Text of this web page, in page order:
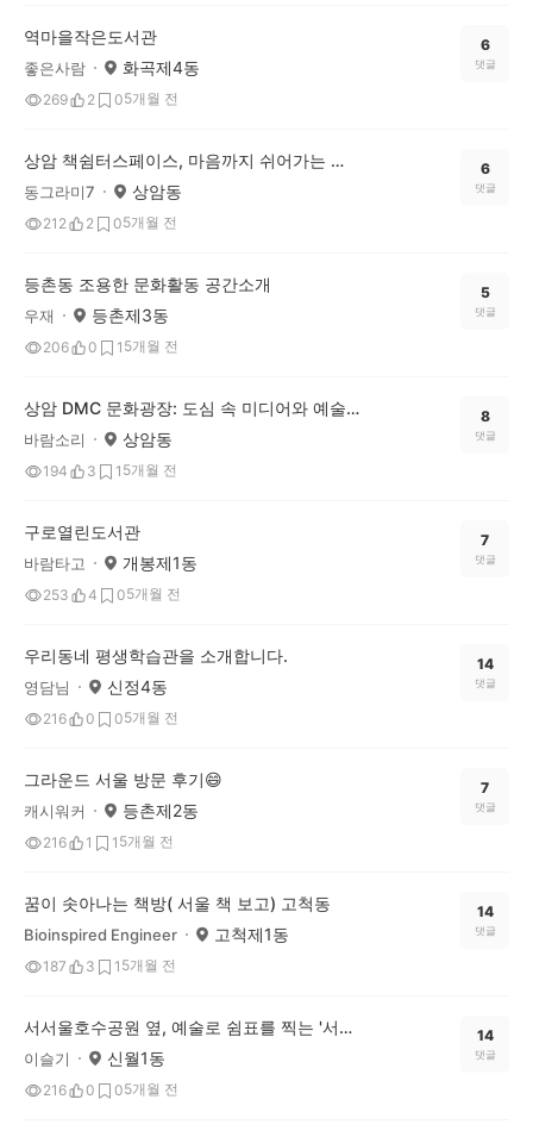
역마을작은도서관
좋은사람 화곡제4동
269 2 05개월 전
6
댓글
상암 책쉼터스페이스, 마음까지 쉬어가는 힐링 독서 공간
동그라미7 상암동
212 2 05개월 전
6
댓글
등촌동 조용한 문화활동 공간소개
우재 등촌제3동
206 0 1 5개월 전
5
댓글
상암 DMC 문화광장: 도심 속 미디어와 예술의 쉼터
바람소리 상암동
194 3 1 5개월 전
8
댓글
구로열린도서관
바람타고 개봉제1동
253 4 05개월 전
7
댓글
우리동네 평생학습관을 소개합니다.
영담님 신정4동
216 0 05개월 전
14
댓글
그라운드 서울 방문 후기😄
캐시워커 등촌제2동
216 1 1 5개월 전
7
댓글
꿈이 솟아나는 책방( 서울 책 보고) 고척동
Bioinspired Engineer 고척제1동
187 3 1 5개월 전
14
댓글
서서울호수공원 옆, 예술로 쉼표를 찍는 '서울문화예술교육센터 양천'에 다녀왔어요!
이슬기 신월1동
216 0 05개월 전
14
댓글